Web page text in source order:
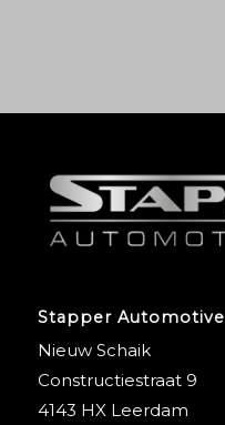
Stapper Automotive
Nieuw Schaik
Constructiestraat 9
4143 HX Leerdam